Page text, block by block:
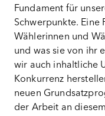
Fundament für
Schwerpunkte. Eine
Wählerinnen und
und was sie von ihr
wir auch inhaltliche
Konkurrenz
neuen
der Arbeit an